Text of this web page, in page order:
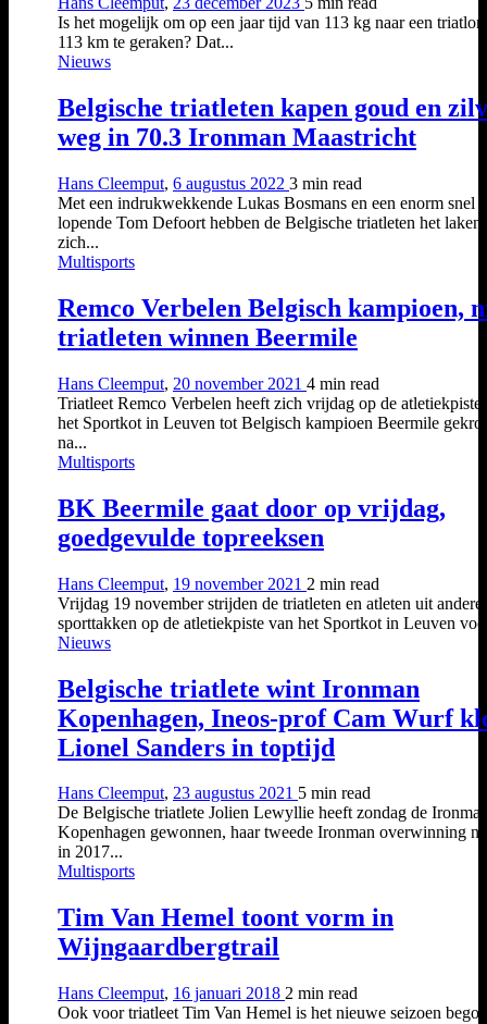
Is het mogelijk om op een jaar tijd van 113 kg naar een
113 km te geraken? Dat...
Nieuws
Belgische triatleten kapen goud en
weg in 70.3 Ironman Maastricht
Hans Cleemput, 6 augustus 2022 3 min read
Met een indrukwekkende Lukas Bosmans en een enorm snel
lopende Tom Defoort hebben de Belgische triatleten het laken
zich...
Multisports
Remco Verbelen Belgisch kampioen,
triatleten winnen Beermile
Hans Cleemput, 20 november 2021 4 min read
Triatleet Remco Verbelen heeft zich vrijdag op de atletiekpiste
het Sportkot in Leuven tot Belgisch kampioen Beermile
na...
Multisports
BK Beermile gaat door op vrijdag,
goedgevulde topreeksen
Hans Cleemput, 19 november 2021 2 min read
Vrijdag 19 november strijden de triatleten en atleten uit andere
sporttakken op de atletiekpiste van het Sportkot in Leuven
Nieuws
Belgische triatlete wint Ironman
Kopenhagen, Ineos-prof Cam Wurf
Lionel Sanders in toptijd
Hans Cleemput, 23 augustus 2021 5 min read
De Belgische triatlete Jolien Lewyllie heeft zondag de
Kopenhagen gewonnen, haar tweede Ironman overwinning
in 2017...
Multisports
Tim Van Hemel toont vorm in
Wijngaardbergtrail
Hans Cleemput, 16 januari 2018 2 min read
Ook voor triatleet Tim Van Hemel is het nieuwe seizoen